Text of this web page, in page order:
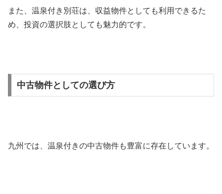
また、温泉付き別荘は、収益物件としても利用できるた
め、投資の選択肢としても魅力的です。
中古物件としての選び方
九州では、温泉付きの中古物件も豊富に存在しています。